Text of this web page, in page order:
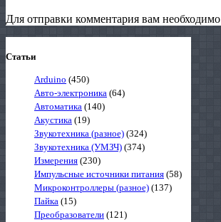
Для отправки комментария вам необходимо
Статьи
Arduino (450)
Авто-электроника (64)
Автоматика (140)
Акустика (19)
Звукотехника (разное) (324)
Звукотехника (УМЗЧ) (374)
Измерения (230)
Импульсные источники питания (58)
Микроконтроллеры (разное) (137)
Пайка (15)
Преобразователи (121)